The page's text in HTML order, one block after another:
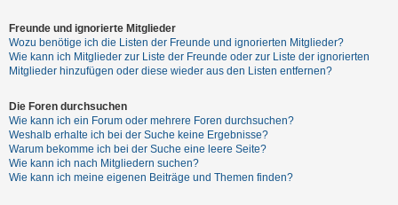
T
h
e
e
n
Freunde und ignorierte Mitglieder
Wozu benötige ich die Listen der Freunde und ignorierten Mitglieder?
Wie kann ich Mitglieder zur Liste der Freunde oder zur Liste der ignorierten
Mitglieder hinzufügen oder diese wieder aus den Listen entfernen?
Die Foren durchsuchen
Wie kann ich ein Forum oder mehrere Foren durchsuchen?
Weshalb erhalte ich bei der Suche keine Ergebnisse?
Warum bekomme ich bei der Suche eine leere Seite?
Wie kann ich nach Mitgliedern suchen?
Wie kann ich meine eigenen Beiträge und Themen finden?